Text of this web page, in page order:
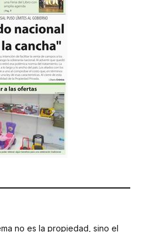
no es la propiedad, sino el